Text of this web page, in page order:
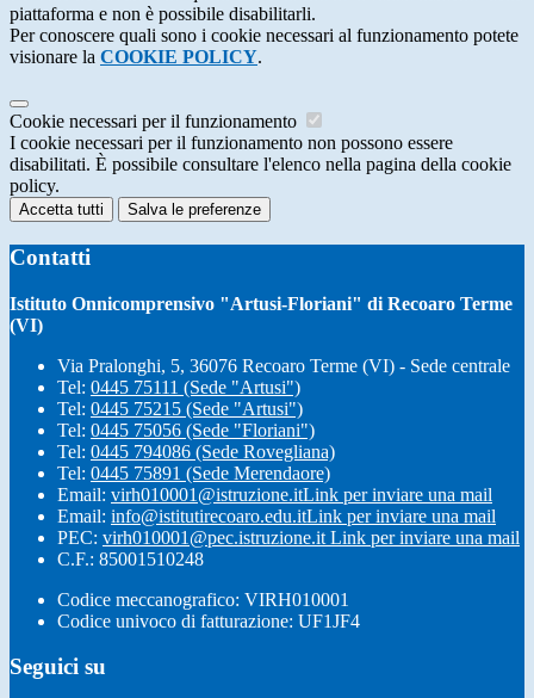
piattaforma e non è possibile disabilitarli.
Per conoscere quali sono i cookie necessari al funzionamento potete
visionare la COOKIE POLICY.
Cookie necessari per il funzionamento
I cookie necessari per il funzionamento non possono essere
disabilitati. È possibile consultare l'elenco nella pagina della cookie
policy.
Accetta tutti Salva le preferenze
Contatti
Istituto Onnicomprensivo "Artusi-Floriani" di Recoaro Terme
(VI)
Via Pralonghi, 5, 36076 Recoaro Terme (VI) - Sede centrale
Tel: 0445 75111 (Sede "Artusi")
Tel: 0445 75215 (Sede "Artusi")
Tel: 0445 75056 (Sede "Floriani")
Tel: 0445 794086 (Sede Rovegliana)
Tel: 0445 75891 (Sede Merendaore)
Email: virh010001@istruzione.itLink per inviare una mail
Email: info@istitutirecoaro.edu.itLink per inviare una mail
PEC: virh010001@pec.istruzione.it Link per inviare una mail
C.F.: 85001510248
Codice meccanografico: VIRH010001
Codice univoco di fatturazione: UF1JF4
Seguici su